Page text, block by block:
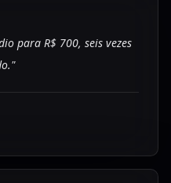
para R$ 700, seis vezes